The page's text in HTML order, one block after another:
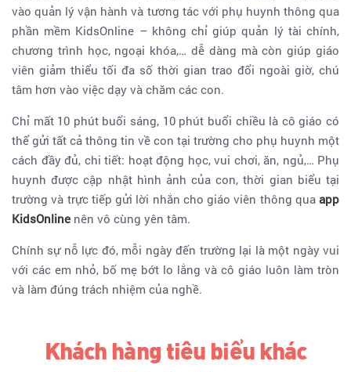
vào quản lý vận hành và tương tác với phụ huynh thông qua
phần mềm KidsOnline – không chỉ giúp quản lý tài chính,
chương trình học, ngoại khóa,… dễ dàng mà còn giúp giáo
viên giảm thiểu tối đa số thời gian trao đổi ngoài giờ, chú
tâm hơn vào việc dạy và chăm các con.
Chỉ mất 10 phút buổi sáng, 10 phút buổi chiều là cô giáo có
thể gửi tất cả thông tin về con tại trường cho phụ huynh một
cách đầy đủ, chi tiết: hoạt động học, vui chơi, ăn, ngủ,… Phụ
huynh được cập nhật hình ảnh của con, thời gian biểu tại
trường và trực tiếp gửi lời nhắn cho giáo viên thông quaapp
KidsOnline nên vô cùng yên tâm.
Chính sự nỗ lực đó, mỗi ngày đến trường lại là một ngày vui
với các em nhỏ, bố mẹ bớt lo lắng và cô giáo luôn làm tròn
và làm đúng trách nhiệm của nghề.
Khách hàng tiêu biểu khác